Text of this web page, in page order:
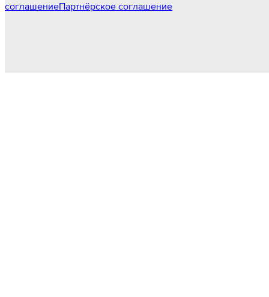
соглашениеПартнёрское соглашение